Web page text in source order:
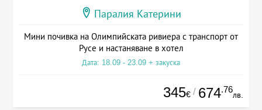
Паралия Катерини
Мини почивка на Олимпийската ривиера с транспорт от
Русе и настаняване в хотел
Дата: 18.09 - 23.09 + закуска
345€ / 674.76
лв.